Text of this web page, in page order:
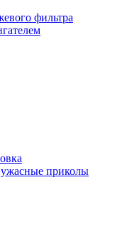
фильтра
приколы